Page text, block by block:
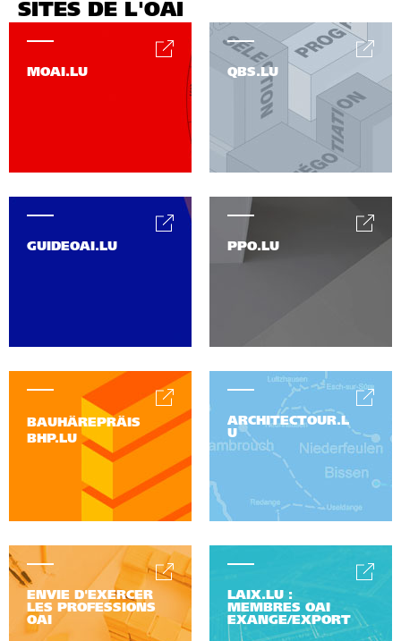
SITES DE L'OAI
MOAI.LU QBS.LU
PPO.LU
GUIDEOAI.LU
BAUHÄREPRÄIS
BHP.LU
ARCHITECTOUR.L
U
ENVIE D'EXERCER
LES PROFESSIONS
OAI
LAIX.LU :
MEMBRES OAI
EXANGE/EXPORT